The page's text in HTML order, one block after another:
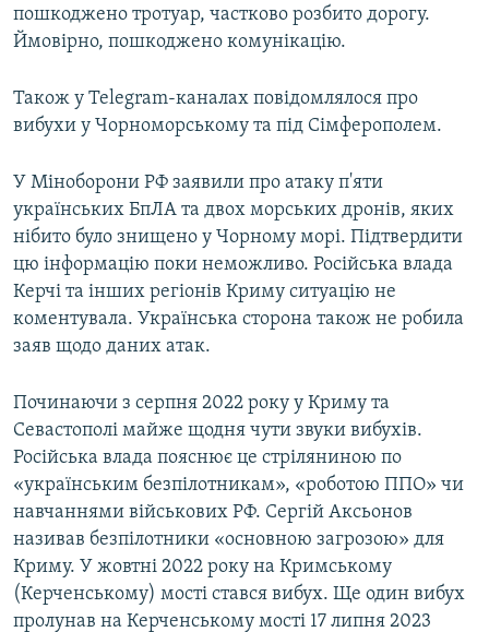
пошкоджено тротуар, частково розбито дорогу.
Ймовірно, пошкоджено комунікацію.
Також у Telegram-каналах повідомлялося про
вибухи у Чорноморському та під Сімферополем.
У Міноборони РФ заявили про атаку п'яти
українських БпЛА та двох морських дронів, яких
нібито було знищено у Чорному морі. Підтвердити
цю інформацію поки неможливо. Російська влада
Керчі та інших регіонів Криму ситуацію не
коментувала. Українська сторона також не робила
заяв щодо даних атак.
Починаючи з серпня 2022 року у Криму та
Севастополі майже щодня чути звуки вибухів.
Російська влада пояснює це стріляниною по
«українським безпілотникам», «роботою ППО» чи
навчаннями військових РФ. Сергій Аксьонов
називав безпілотники «основною загрозою» для
Криму. У жовтні 2022 року на Кримському
(Керченському) мості стався вибух. Ще один вибух
пролунав на Керченському мості 17 липня 2023